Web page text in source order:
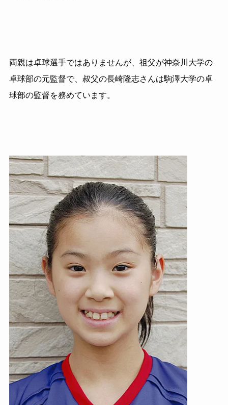
両親は卓球選手ではありませんが、祖父が神奈川大学の
卓球部の元監督で、叔父の長崎隆志さんは駒澤大学の卓
球部の監督を務めています。